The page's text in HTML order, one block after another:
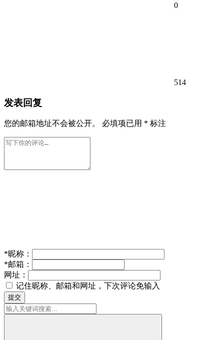
0
514
发表回复
您的邮箱地址不会被公开。 必填项已用 * 标注
*昵称：
*邮箱：
网址：
记住昵称、邮箱和网址，下次评论免输入
提交